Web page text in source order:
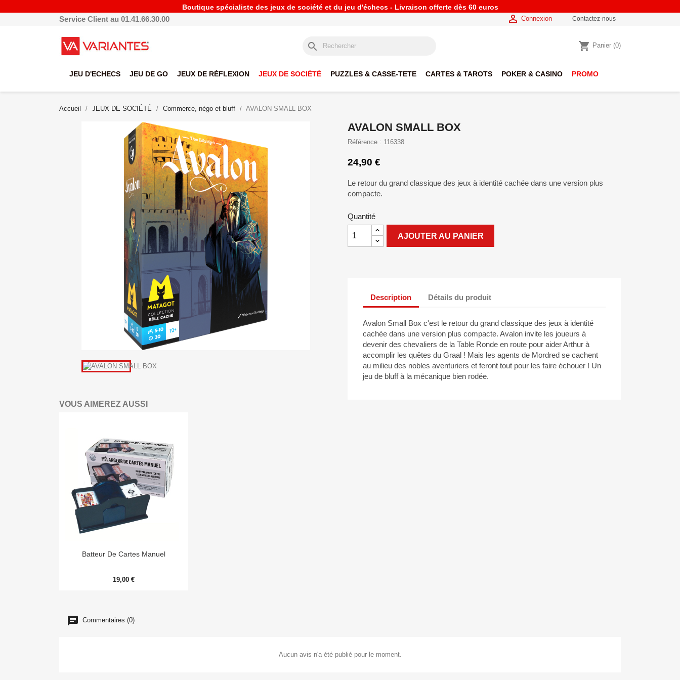
Boutique spécialiste des jeux de société et du jeu d'échecs - Livraison offerte dès 60 euros
Service Client au 01.41.66.30.00  Connexion Contactez-nous
search shopping_cart Panier (0)
JEU D'ECHECS JEU DE GO JEUX DE RÉFLEXION JEUX DE SOCIÉTÉ PUZZLES & CASSE-TETE CARTES & TAROTS POKER & CASINO PROMO
Accueil JEUX DE SOCIÉTÉ Commerce, négo et bluff AVALON SMALL BOX
AVALON SMALL BOX
Référence : 116338
24,90 €
Le retour du grand classique des jeux à identité cachée dans une version plus
compacte.
Quantité
AJOUTER AU PANIER
Description Détails du produit
Avalon Small Box c'est le retour du grand classique des jeux à identité
cachée dans une version plus compacte. Avalon invite les joueurs à
devenir des chevaliers de la Table Ronde en route pour aider Arthur à
accomplir les quêtes du Graal ! Mais les agents de Mordred se cachent
au milieu des nobles aventuriers et feront tout pour les faire échouer ! Un
jeu de bluff à la mécanique bien rodée.
VOUS AIMEREZ AUSSI
Aperçu rapide
Batteur De Cartes Manuel
19,00 €
Commentaires (0)
Aucun avis n'a été publié pour le moment.